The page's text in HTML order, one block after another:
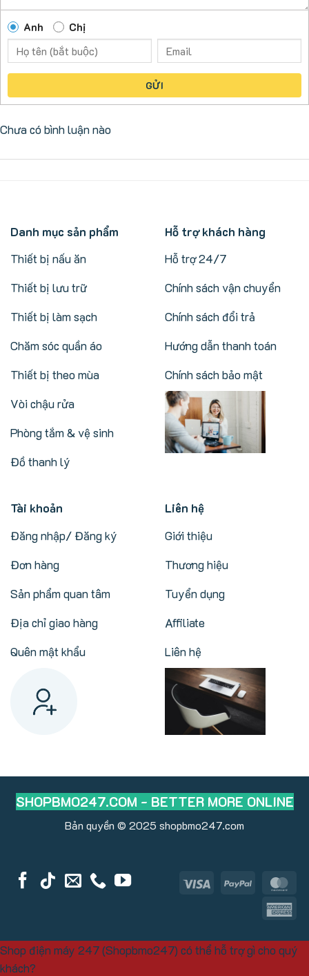
Anh Chị
GỬI
Chưa có bình luận nào
Danh mục sản phẩm
Thiết bị nấu ăn
Thiết bị lưu trữ
Thiết bị làm sạch
Chăm sóc quần áo
Thiết bị theo mùa
Vòi chậu rửa
Phòng tắm & vệ sinh
Đồ thanh lý
Hỗ trợ khách hàng
Hỗ trợ 24/7
Chính sách vận chuyển
Chính sách đổi trả
Hướng dẫn thanh toán
Chính sách bảo mật
Tài khoản
Đăng nhập/ Đăng ký
Đơn hàng
Sản phẩm quan tâm
Địa chỉ giao hàng
Quên mật khẩu
Liên hệ
Giới thiệu
Thương hiệu
Tuyển dụng
Affiliate
Liên hệ
SHOPBMO247.COM - BETTER MORE ONLINE
Bản quyền © 2025 shopbmo247.com
Visa PayPal
Shop điện máy 247 (Shopbmo247) có thể hỗ trợ gì cho quý
khách?